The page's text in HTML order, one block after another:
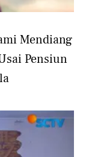
Mendiang
Pensiun